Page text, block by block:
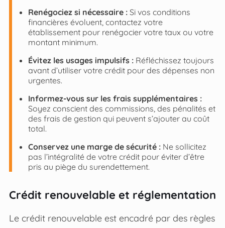
Renégociez si nécessaire :Si vos conditions
financières évoluent, contactez votre
établissement pour renégocier votre taux ou votre
montant minimum.
Évitez les usages impulsifs :Réfléchissez toujours
avant d’utiliser votre crédit pour des dépenses non
urgentes.
Informez-vous sur les frais supplémentaires :
Soyez conscient des commissions, des pénalités et
des frais de gestion qui peuvent s’ajouter au coût
total.
Conservez une marge de sécurité :Ne sollicitez
pas l’intégralité de votre crédit pour éviter d’être
pris au piège du surendettement.
Crédit renouvelable et réglementation
Le crédit renouvelable est encadré par des règles